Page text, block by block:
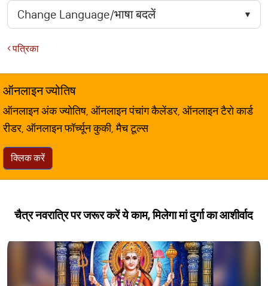
पत्रिका
ऑनलाइन ज्योतिष
ऑनलाइन अंक ज्योतिष, ऑनलाइन पंचांग कैलेंडर, ऑनलाइन टैरो कार्ड
रीडर, ऑनलाइन फॉर्च्यून कुकी, मैच टूल्स
क्लिक करें
चैत्र नवरात्रि पर जरूर करें ये काम, मिलेगा मां दुर्गा का आशीर्वाद